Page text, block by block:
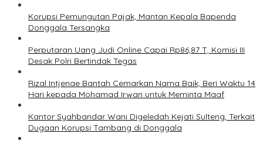
Korupsi Pemungutan Pajak, Mantan Kepala Bapenda
Donggala Tersangka
Perputaran Uang Judi Online Capai Rp86,87 T, Komisi III
Desak Polri Bertindak Tegas
Rizal Intjenae Bantah Cemarkan Nama Baik, Beri Waktu 14
Hari kepada Mohamad Irwan untuk Meminta Maaf
Kantor Syahbandar Wani Digeledah Kejati Sulteng, Terkait
Dugaan Korupsi Tambang di Donggala